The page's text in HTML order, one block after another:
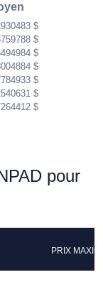
$
$
$
$
$
$
$
pour
PRIX